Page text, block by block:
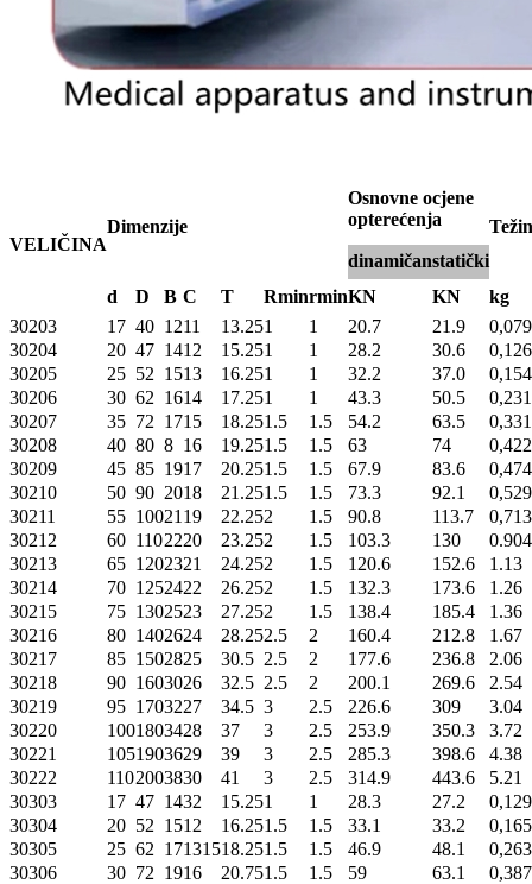
VELIČINA
Dimenzije
Osnovne ocjene
opterećenja
dinamičanstatički
d
D B C T RminrminKN KN
kg
30203
17 40 1211 13.251 1 20.7 21.9
0,079
30204
20 47 1412 15.251 1 28.2 30.6
0,126
30205
25 52 1513 16.251 1 32.2 37.0
0,154
30206
30 62 1614 17.251 1 43.3 50.5
0,231
30207
35 72 1715 18.251.5 1.5 54.2 63.5
0,331
30208
40 80 8 16 19.251.5 1.5 63 74
0,422
30209
45 85 1917 20.251.5 1.5 67.9 83.6
0,474
30210
50 90 2018 21.251.5 1.5 73.3 92.1
0,529
30211
55 10021 19 22.252 1.5 90.8 113.7
0,713
30212
60 1102220 23.252 1.5 103.3 130
0.904
30213
65 1202321 24.252 1.5 120.6 152.6
1.13
30214
70 1252422 26.252 1.5 132.3 173.6
1.26
30215
75 1302523 27.252 1.5 138.4 185.4
1.36
30216
80 1402624 28.252.5 2 160.4 212.8
1.67
30217
85 1502825 30.5 2.5 2 177.6 236.8
2.06
30218
90 1603026 32.5 2.5 2 200.1 269.6
2.54
30219
95 1703227 34.5 3 2.5 226.6 309
3.04
30220
1001803428 37 3 2.5 253.9 350.3
3.72
30221
1051903629 39 3 2.5 285.3 398.6
4.38
30222
1102003830 41 3 2.5 314.9 443.6
5.21
30303
17 47 1432 15.251 1 28.3 27.2
0,129
30304
20 52 1512 16.251.5 1.5 33.1 33.2
0,165
30305
25 62 17131518.251.5 1.5 46.9 48.1
0,263
30306
30 72 1916 20.751.5 1.5 59 63.1
0,387